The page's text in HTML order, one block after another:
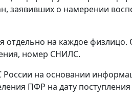
заявивших о намерении
отдельно на каждое физлицо.
номер СНИЛС.
России на основании
ПФР на дату поступления